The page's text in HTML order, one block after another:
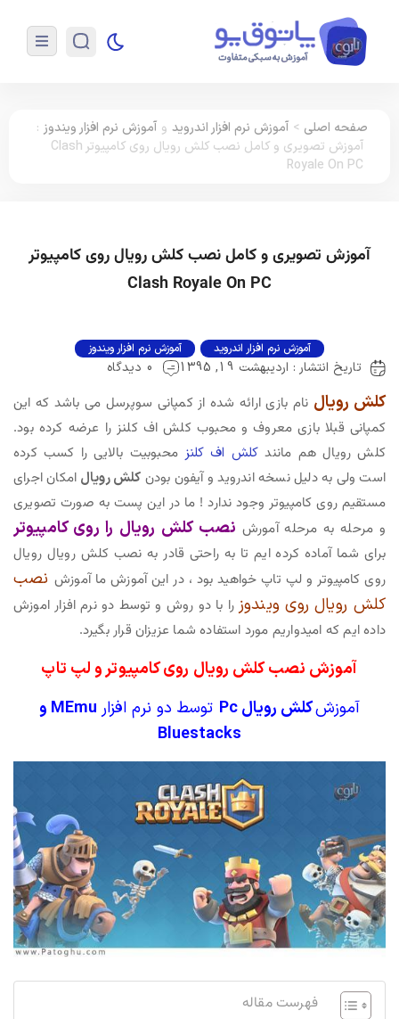
صفحه اصلی > آموزش نرم افزار اندروید و آموزش نرم افزار ویندوز :
آموزش تصویری و کامل نصب کلش رویال روی کامپیوتر Clash
Royale On PC
آموزش تصویری و کامل نصب کلش رویال روی کامپیوتر
Clash Royale On PC
آموزش نرم افزار اندروید آموزش نرم افزار ویندوز
تاریخ انتشار : اردیبهشت 19, 1395 0 دیدگاه
کلش رویال نام بازی ارائه شده از کمپانی سوپرسل می باشد که این
کمپانی قبلا بازی معروف و محبوب کلش اف کلنز را عرضه کرده بود.
کلش رویال هم مانند کلش اف کلنز محبوبیت بالایی را کسب کرده
است ولی به دلیل نسخه اندروید و آیفون بودن کلش رویال امکان اجرای
مستقیم روی کامپیوتر وجود ندارد ! ما در این پست به صورت تصویری
و مرحله به مرحله آمورش نصب کلش رویال را روی کامپیوتر
برای شما آماده کرده ایم تا به راحتی قادر به نصب کلش رویال رویال
روی کامپیوتر و لپ تاپ خواهید بود ، در این آموزش ما آموزشنصب
کلش رویال روی ویندوز را با دو روش و توسط دو نرم افزار اموزش
داده ایم که امیدواریم مورد استفاده شما عزیزان قرار بگیرد.
آموزش نصب کلش رویال روی کامپیوتر و لپ تاپ
آموزشکلش رویال Pc توسط دو نرم افزار
MEmu و
Bluestacks
فهرست مقاله